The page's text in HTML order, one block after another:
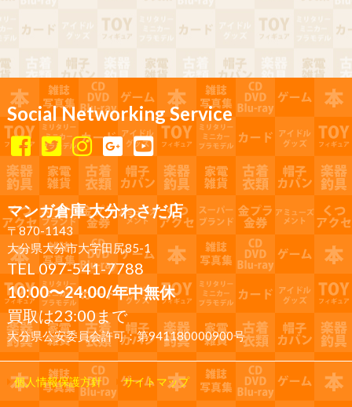
Social Networking Service
マンガ倉庫 大分わさだ店
〒870-1143
大分県大分市大字田尻85-1
TEL 097-541-7788
10:00〜24:00/年中無休
買取は23:00まで
大分県公安委員会許可：第941180000900号
個人情報保護方針 サイトマップ